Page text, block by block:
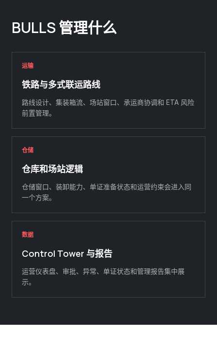
BULLS 管理什么
运输
铁路与多式联运路线
路线设计、集装箱流、场站窗口、承运商协调和 ETA 风险
前置管理。
仓储
仓库和场站逻辑
仓储窗口、装卸能力、单证准备状态和运营约束会进入同
一个方案。
数据
Control Tower 与报告
运营仪表盘、审批、异常、单证状态和管理报告集中展
示。